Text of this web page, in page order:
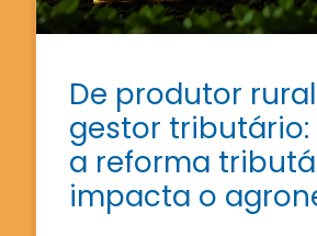
De produtor
gestor tributário:
a reforma
impacta o